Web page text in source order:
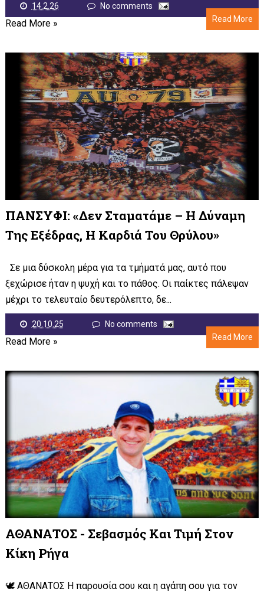
14.2.26
No comments
Read More
Read More »
ΠΑΝΣΥΦΙ: «Δεν Σταματάμε – Η Δύναμη
Της Εξέδρας, Η Καρδιά Του Θρύλου»
Σε μια δύσκολη μέρα για τα τμήματά μας, αυτό που
ξεχώρισε ήταν η ψυχή και το πάθος. Οι παίκτες πάλεψαν
μέχρι το τελευταίο δευτερόλεπτο, δε...
20.10.25
No comments
Read More
Read More »
ΑΘΑΝΑΤΟΣ - Σεβασμός Και Τιμή Στον
Κίκη Ρήγα
🕊️ ΑΘΑΝΑΤΟΣ Η παρουσία σου και η αγάπη σου για τον